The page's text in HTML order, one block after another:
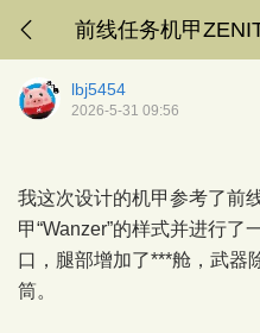
前线任务机甲
lbj5454
2026-5-31 09:56
我这次设计的机甲参考了前
甲“Wanzer”的样式并进行
口，腿部增加了***舱，武器
筒。